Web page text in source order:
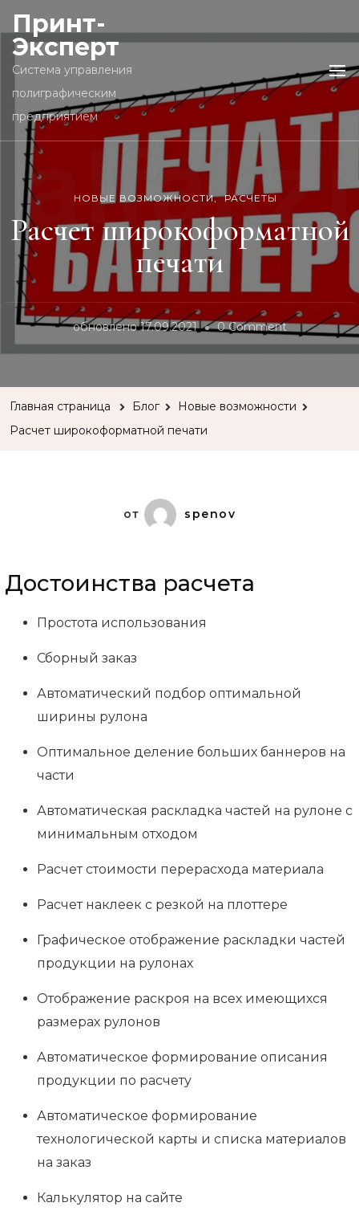
Принт-
Эксперт
Cистема управления
полиграфическим
предприятием
НОВЫЕ ВОЗМОЖНОСТИ РАСЧЕТЫ
Расчет широкоформатной
печати
обновлено17.09.2021 0 Commenton
Главная страница Блог
Новые возможности
Расчет широкоформатной печати
от spenov
Достоинства расчета
Простота использования
Сборный заказ
Автоматический подбор оптимальной
ширины рулона
Оптимальное деление больших баннеров на
части
Автоматическая раскладка частей на рулоне с
минимальным отходом
Расчет стоимости перерасхода материала
Расчет наклеек с резкой на плоттере
Графическое отображение раскладки частей
продукции на рулонах
Отображение раскроя на всех имеющихся
размерах рулонов
Автоматическое формирование описания
продукции по расчету
Автоматическое формирование
технологической карты и списка материалов
на заказ
Калькулятор на сайте